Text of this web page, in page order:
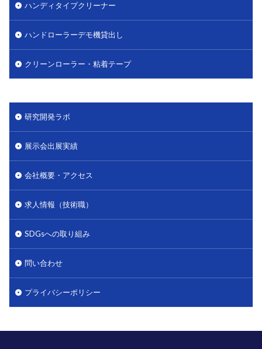
ハンディタイプクリーナー
ハンドローラーデモ機貸出し
クリーンローラー・粘着テープ
研究開発ラボ
展示会出展実績
会社概要・アクセス
求人情報（技術職）
SDGsへの取り組み
問い合わせ
プライバシーポリシー